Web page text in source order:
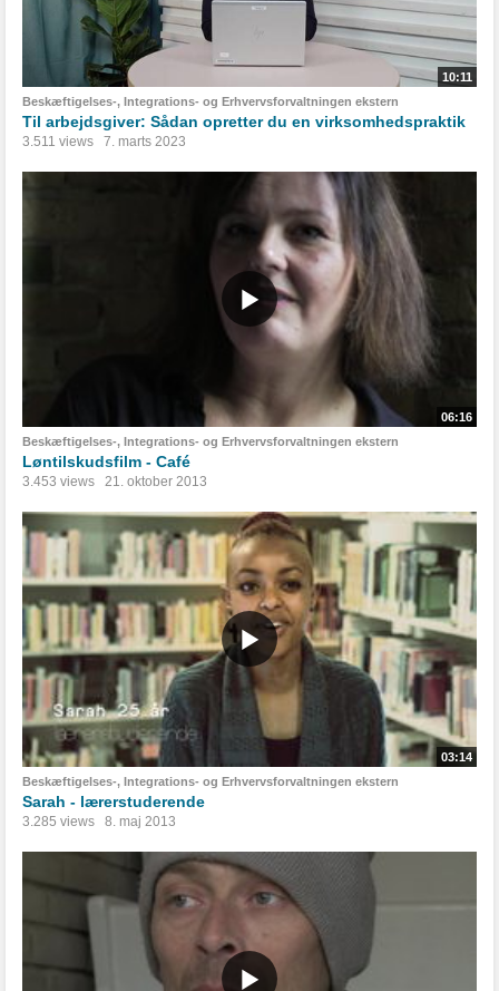
10:11
Beskæftigelses-, Integrations- og Erhvervsforvaltningen ekstern
Til arbejdsgiver: Sådan opretter du en virksomhedspraktik
3.511 views 7. marts 2023
06:16
Beskæftigelses-, Integrations- og Erhvervsforvaltningen ekstern
Løntilskudsfilm - Café
3.453 views 21. oktober 2013
03:14
Beskæftigelses-, Integrations- og Erhvervsforvaltningen ekstern
Sarah - lærerstuderende
3.285 views 8. maj 2013